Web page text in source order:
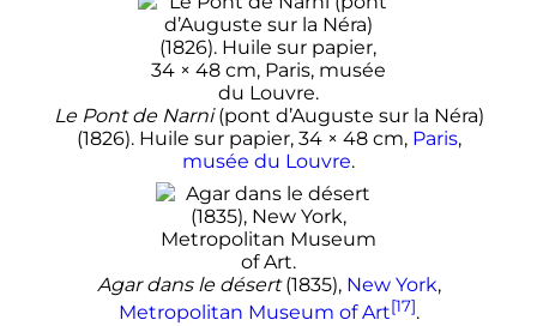
Le Pont de Narni(pont d’Auguste sur la Néra)
(1826). Huile sur papier, 34 × 48 cm, Paris,
musée du Louvre.
Agar dans le désert(1835), New York,
Metropolitan Museum of Art[17].